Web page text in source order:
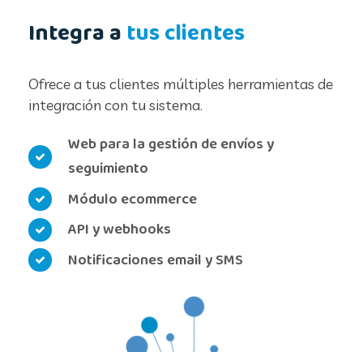
Integra a tus clientes
Ofrece a tus clientes múltiples herramientas de
integración con tu sistema.
Web para la gestión de envíos y
seguimiento
Módulo ecommerce
API y webhooks
Notificaciones email y SMS